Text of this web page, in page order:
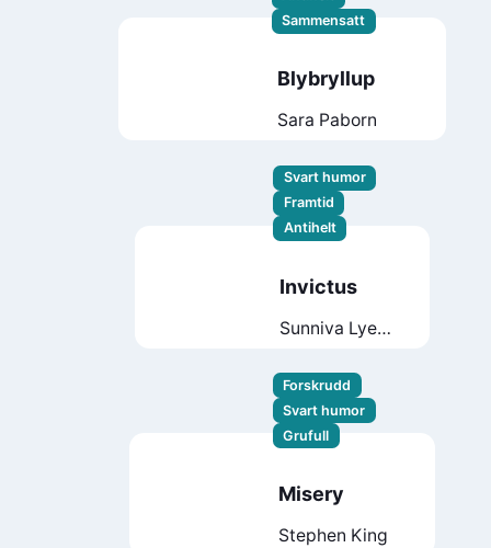
Sammensatt
Blybryllup
Sara Paborn
Svart humor
Framtid
Antihelt
Invictus
Sunniva Lye
Forskrudd
Svart humor
Grufull
Misery
Stephen King